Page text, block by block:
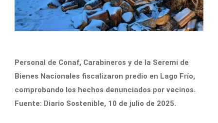
Personal de Conaf, Carabineros y de la Seremi de
Bienes Nacionales fiscalizaron predio en Lago Frío,
comprobando los hechos denunciados por vecinos.
Fuente: Diario Sostenible, 10 de julio de 2025.